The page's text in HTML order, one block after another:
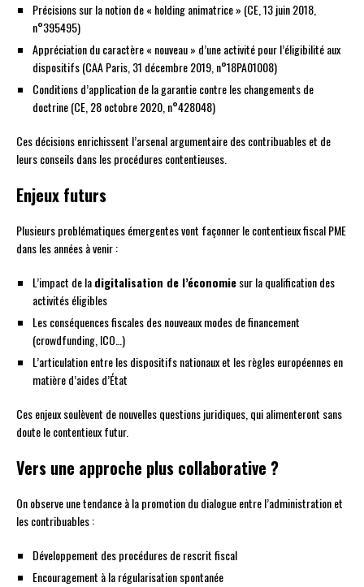
Précisions sur la notion de « holding animatrice » (CE, 13 juin 2018,
n°395495)
Appréciation du caractère « nouveau » d’une activité pour l’éligibilité aux
dispositifs (CAA Paris, 31 décembre 2019, n°18PA01008)
Conditions d’application de la garantie contre les changements de
doctrine (CE, 28 octobre 2020, n°428048)
Ces décisions enrichissent l’arsenal argumentaire des contribuables et de
leurs conseils dans les procédures contentieuses.
Enjeux futurs
Plusieurs problématiques émergentes vont façonner le contentieux fiscal PME
dans les années à venir :
L’impact de ladigitalisation de l’économiesur la qualification des
activités éligibles
Les conséquences fiscales des nouveaux modes de financement
(crowdfunding, ICO…)
L’articulation entre les dispositifs nationaux et les règles européennes en
matière d’aides d’État
Ces enjeux soulèvent de nouvelles questions juridiques, qui alimenteront sans
doute le contentieux futur.
Vers une approche plus collaborative ?
On observe une tendance à la promotion du dialogue entre l’administration et
les contribuables :
Développement des procédures de rescrit fiscal
Encouragement à la régularisation spontanée